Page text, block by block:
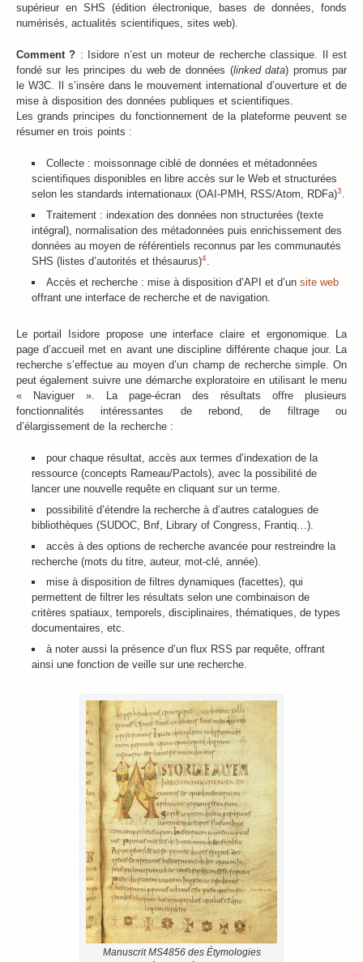
supérieur en SHS (édition électronique, bases de données, fonds
numérisés, actualités scientifiques, sites web).
Comment ? : Isidore n’est un moteur de recherche classique. Il est
fondé sur les principes du web de données (linked data) promus par
le W3C. Il s’insère dans le mouvement international d’ouverture et de
mise à disposition des données publiques et scientifiques.
Les grands principes du fonctionnement de la plateforme peuvent se
résumer en trois points :
Collecte : moissonnage ciblé de données et métadonnées
scientifiques disponibles en libre accès sur le Web et structurées
selon les standards internationaux (OAI-PMH, RSS/Atom, RDFa)3
Traitement : indexation des données non structurées (texte
intégral), normalisation des métadonnées puis enrichissement des
données au moyen de référentiels reconnus par les communautés
SHS (listes d’autorités et thésaurus)4
Accès et recherche : mise à disposition d’API et d’unsite web
offrant une interface de recherche et de navigation.
Le portail Isidore propose une interface claire et ergonomique. La
page d’accueil met en avant une discipline différente chaque jour. La
recherche s’effectue au moyen d’un champ de recherche simple. On
peut également suivre une démarche exploratoire en utilisant le menu
« Naviguer ». La page-écran des résultats offre plusieurs
fonctionnalités intéressantes de rebond, de filtrage ou
d’élargissement de la recherche :
pour chaque résultat, accès aux termes d’indexation de la
ressource (concepts Rameau/Pactols), avec la possibilité de
lancer une nouvelle requête en cliquant sur un terme.
possibilité d’étendre la recherche à d’autres catalogues de
bibliothèques (SUDOC, Bnf, Library of Congress, Frantiq…).
accès à des options de recherche avancée pour restreindre la
recherche (mots du titre, auteur, mot-clé, année).
mise à disposition de filtres dynamiques (facettes), qui
permettent de filtrer les résultats selon une combinaison de
critères spatiaux, temporels, disciplinaires, thématiques, de types
documentaires, etc.
à noter aussi la présence d’un flux RSS par requête, offrant
ainsi une fonction de veille sur une recherche.
Manuscrit MS4856 des Étymologies